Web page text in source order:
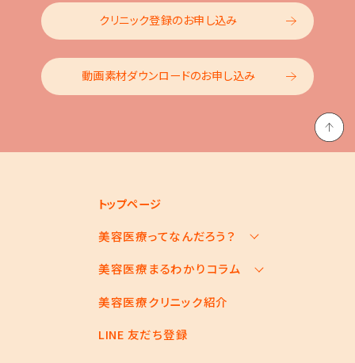
クリニック登録のお申し込み
動画素材ダウンロードのお申し込み
トップページ
美容医療ってなんだろう？
美容医療の基本情報
美容医療のスケジュール
美容医療まるわかりコラム
お悩みからコラムをさがす
コラム一覧
美容医療クリニック紹介
LINE 友だち登録